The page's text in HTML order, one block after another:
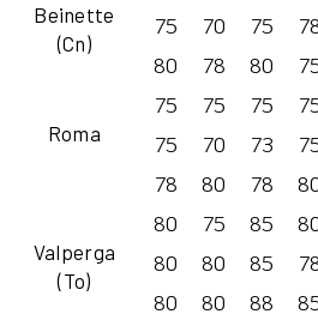
Beinette
(Cn)
75
70 75
80
78 80
Roma
75 75 75
75
70 73
78
80 78
Valperga
(To)
80 75 85
80
80 85
80
80 88